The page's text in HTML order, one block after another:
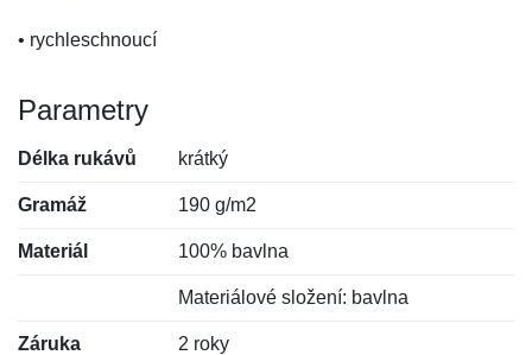
• rychleschnoucí
Parametry
Délka rukávů krátký
Gramáž 190 g/m2
Materiál 100% bavlna
Materiálové složení: bavlna
Záruka 2 roky